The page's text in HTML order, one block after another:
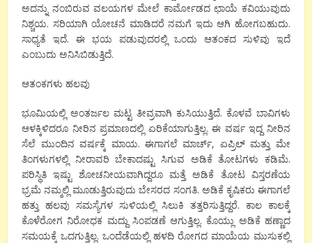
ಅದನ್ನು ನಂಬಿರುವ ವಲಯಗಳ ಮೇಲೆ ಕಾರ್ಮೋಡದ ಛಾಯೆ ಕವಿಯುವುದು
ನಿಶ್ಚಯ. ಸರಿಯಾಗಿ ಯೋಚನೆ ಮಾಡಿದರೆ ನಮಗೆ ಇದು ಆಗಿ ಹೋಗಬಹುದು.
ಸಾಧ್ಯತೆ ಇದೆ. ಈ ಭಯ ಪಡುವುದರಲ್ಲಿ ಒಂದು ಆತಂಕದ ಸುಳಿವು ಇದೆ
ಎಂಬುದು ಅನಿಸಿಬಿಡುತ್ತಿದೆ.
ಆತಂಕಗಳು ಹಲವು
ಭೂಮಿಯಲ್ಲಿ ಅಂತರ್ಜಲ ಮಟ್ಟ ತೀವ್ರವಾಗಿ ಕುಸಿಯುತ್ತಿದೆ. ಕೊಳವೆ ಬಾವಿಗಳು
ಆಳಕ್ಕಿಳಿದರೂ ನೀರಿನ ಪ್ರಮಾಣದಲ್ಲಿ ಏರಿಕೆಯಾಗುತ್ತಿಲ್ಲ. ಈ ವರ್ಷ ಇದ್ದ ನೀರಿನ
ಸೆಲೆ ಮುಂದಿನ ವರ್ಷಕ್ಕೆ ಮಾಯ. ಈಗಾಗಲೆ ಮಾರ್ಚ್, ಏಪ್ರಿಲ್ ಮತ್ತು ಮೇ
ತಿಂಗಳುಗಳಲ್ಲಿ ನೀರಾವರಿ ಬೇಕಾದಷ್ಟು ಸಿಗುವ ಅಡಿಕೆ ತೋಟಗಳು ಕಡಿಮೆ.
ಪರಿಸ್ಥಿತಿ ಇಷ್ಟು ಶೋಚನೀಯವಾಗಿದ್ದರೂ ಮತ್ತೆ ಅಡಿಕೆ ತೋಟ ವಿಸ್ತರಣೆಯ
ಭ್ರಮೆ ನಮ್ಮಲ್ಲಿ ಮೂಡುತ್ತಿರುವುದು ಬೇಸರದ ಸಂಗತಿ. ಅಡಿಕೆ ಕೃಷಿಕರು ಈಗಾಗಲೆ
ಹತ್ತು ಹಲವು ಸಮಸ್ಯೆಗಳ ಸುಳಿಯಲ್ಲಿ ಸಿಲುಕಿ ತತ್ತರಿಸುತ್ತಿದ್ದರೆ. ಕಾಲ ಕಾಲಕ್ಕೆ
ಕೊಳೆರೋಗ ನಿರೋಧಕ ಮದ್ದು ಸಿಂಪಡಣೆ ಆಗುತ್ತಿಲ್ಲ. ಕೊಯ್ಲು ಅಡಿಕೆ ಹಣ್ಣಾದ
ಸಮಯಕ್ಕೆ ಒದಗುತ್ತಿಲ್ಲ. ಒಂದೆಡೆಯಲ್ಲಿ ಹಳದಿ ರೋಗದ ಮಾಯೆಯ ಮುಸುಕಲ್ಲಿ